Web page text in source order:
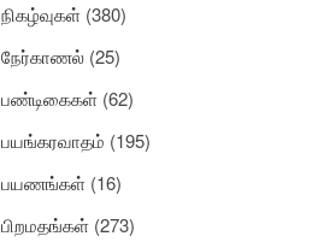
நிகழ்வுகள் (380)
நேர்காணல் (25)
பண்டிகைகள் (62)
பயங்கரவாதம் (195)
பயணங்கள் (16)
பிறமதங்கள் (273)